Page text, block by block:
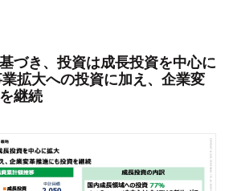
づき、投資は成長投資を中心に
拡大への投資に加え、企業変
継続